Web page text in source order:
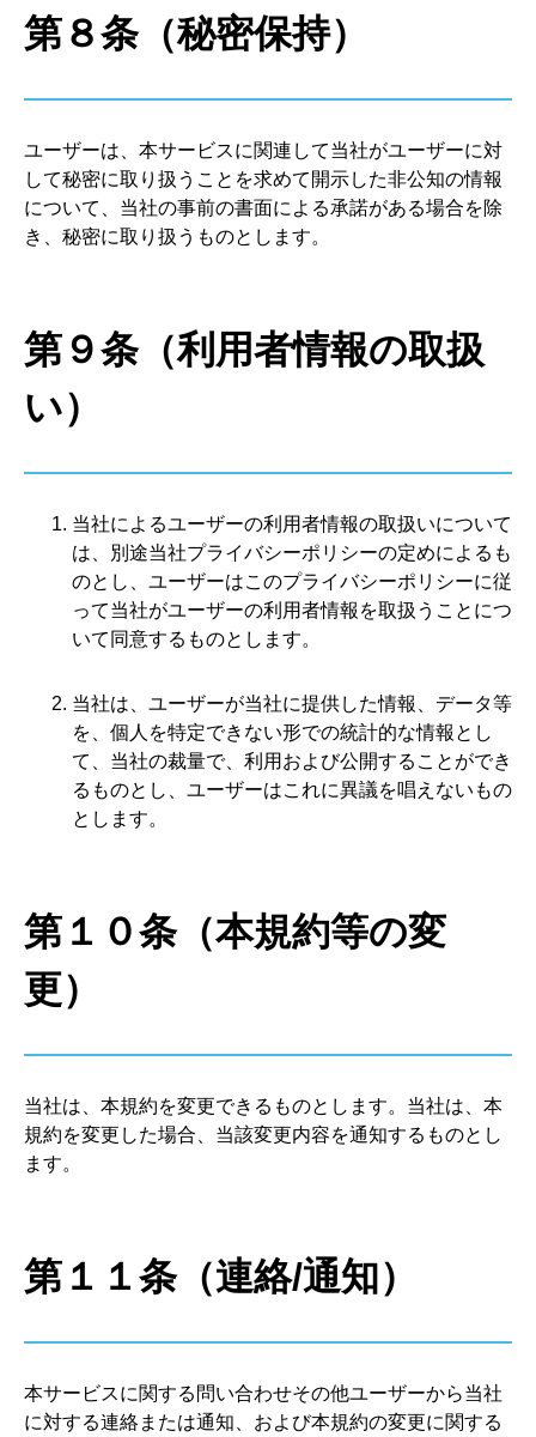
第８条（秘密保持）
ユーザーは、本サービスに関連して当社がユーザーに対
して秘密に取り扱うことを求めて開示した非公知の情報
について、当社の事前の書面による承諾がある場合を除
き、秘密に取り扱うものとします。
第９条（利用者情報の取扱
い）
当社によるユーザーの利用者情報の取扱いについて
は、別途当社プライバシーポリシーの定めによるも
のとし、ユーザーはこのプライバシーポリシーに従
って当社がユーザーの利用者情報を取扱うことにつ
いて同意するものとします。
当社は、ユーザーが当社に提供した情報、データ等
を、個人を特定できない形での統計的な情報とし
て、当社の裁量で、利用および公開することができ
るものとし、ユーザーはこれに異議を唱えないもの
とします。
第１０条（本規約等の変
更）
当社は、本規約を変更できるものとします。当社は、本
規約を変更した場合、当該変更内容を通知するものとし
ます。
第１１条（連絡/通知）
本サービスに関する問い合わせその他ユーザーから当社
に対する連絡または通知、および本規約の変更に関する